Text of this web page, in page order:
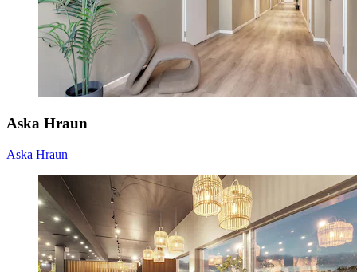
Aska Hraun
Aska Hraun